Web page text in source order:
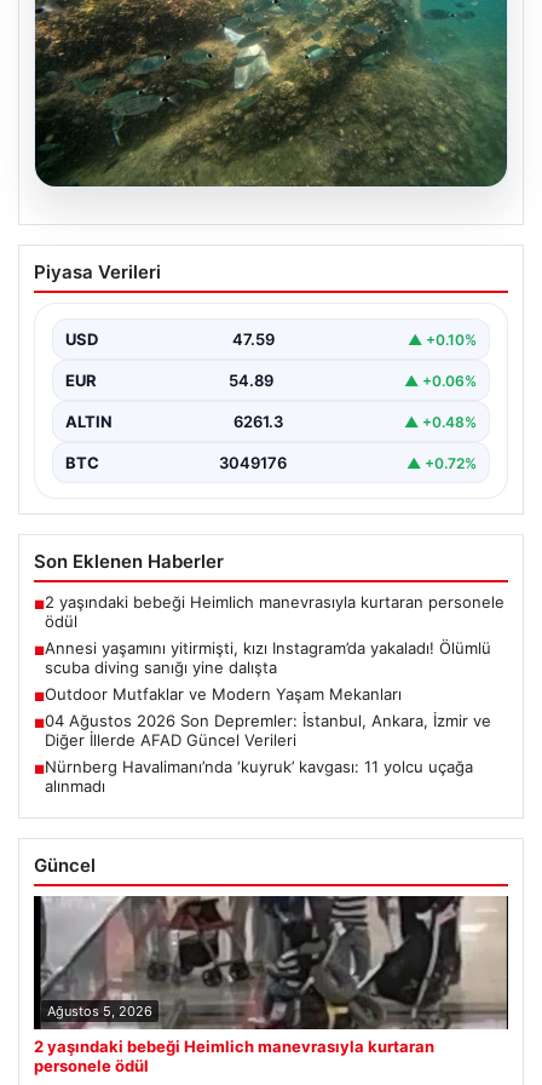
05.08.2026
Annesi yaşamını yitirmişti, kızı
Instagram’da yakaladı! Ölümlü scuba
Piyasa Verileri
USD 47.59 ▲ +0.10%
EUR 54.89 ▲ +0.06%
ALTIN 6261.3 ▲ +0.48%
BTC 3049176 ▲ +0.72%
Son Eklenen Haberler
■2 yaşındaki bebeği Heimlich manevrasıyla kurtaran personele
ödül
■Annesi yaşamını yitirmişti, kızı Instagram’da yakaladı! Ölümlü
scuba diving sanığı yine dalışta
■Outdoor Mutfaklar ve Modern Yaşam Mekanları
■04 Ağustos 2026 Son Depremler: İstanbul, Ankara, İzmir ve
Diğer İllerde AFAD Güncel Verileri
■Nürnberg Havalimanı’nda ‘kuyruk’ kavgası: 11 yolcu uçağa
alınmadı
Güncel
Ağustos 5, 2026
2 yaşındaki bebeği Heimlich manevrasıyla kurtaran
personele ödül